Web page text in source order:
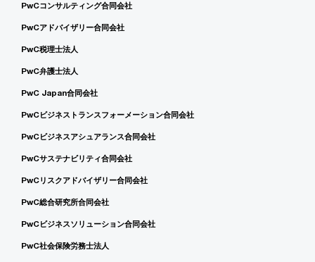
PwCコンサルティング合同会社
PwCアドバイザリー合同会社
PwC税理士法人
PwC弁護士法人
PwC Japan合同会社
PwCビジネストランスフォーメーション合同会社
PwCビジネスアシュアランス合同会社
PwCサステナビリティ合同会社
PwCリスクアドバイザリー合同会社
PwC総合研究所合同会社
PwCビジネスソリューション合同会社
PwC社会保険労務士法人